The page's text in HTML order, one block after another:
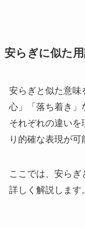
安らぎに似た
安らぎと似た意味
心」「落ち着き」
それぞれの違いを
り的確な表現が可
ここでは、安ら
詳しく解説します。